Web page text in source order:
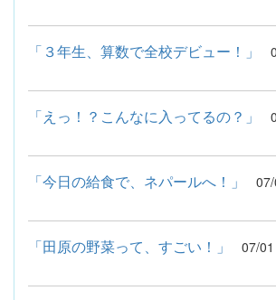
「３年生、算数で全校デビュー！」
「えっ！？こんなに入ってるの？」
「今日の給食で、ネパールへ！」
「田原の野菜って、すごい！」 07/01